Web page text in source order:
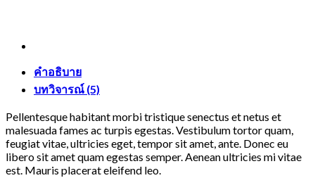
คำอธิบาย
บทวิจารณ์ (5)
Pellentesque habitant morbi tristique senectus et netus et
malesuada fames ac turpis egestas. Vestibulum tortor quam,
feugiat vitae, ultricies eget, tempor sit amet, ante. Donec eu
libero sit amet quam egestas semper. Aenean ultricies mi vitae
est. Mauris placerat eleifend leo.